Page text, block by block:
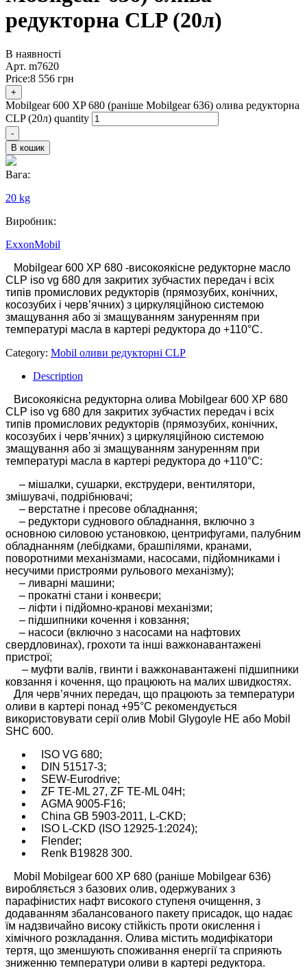
редукторна CLP (20л)
В наявності
Арт. m7620
Price:8 556 грн
+
Mobilgear 600 XP 680 (раніше Mobilgear 636) олива редукторна
CLP (20л) quantity
-
В кошик
Вага:
20 kg
Виробник:
ExxonMobil
Mobilgear 600 XP 680 -високоякісне редукторне масло
CLP iso vg 680 для закритих зубчастих передач і всіх
типів промислових редукторів (прямозубих, конічних,
косозубих і черв’ячних) з циркуляційною системою
змащування або зі змащуванням зануренням при
температурі масла в картері редуктора до +110°С.
Category: Mobil оливи редукторні CLP
Description
Високоякісна редукторна олива Mobilgear 600 XP 680
CLP iso vg 680 для закритих зубчастих передач і всіх
типів промислових редукторів (прямозубих, конічних,
косозубих і черв’ячних) з циркуляційною системою
змащування або зі змащуванням зануренням при
температурі масла в картері редуктора до +110°С:
– мішалки, сушарки, екструдери, вентилятори,
змішувачі, подрібнювачі;
– верстатне і пресове обладнання;
– редуктори суднового обладнання, включно з
основною силовою установкою, центрифугами, палубним
обладнанням (лебідками, брашпілями, кранами,
поворотними механізмами, насосами, підйомниками і
несучими пристроями рульового механізму);
– ливарні машини;
– прокатні стани і конвеєри;
– ліфти і підйомно-кранові механізми;
– підшипники кочення і ковзання;
– насоси (включно з насосами на нафтових
свердловинах), грохоти та інші важконавантажені
пристрої;
– муфти валів, гвинти і важконавантажені підшипники
ковзання і кочення, що працюють на малих швидкостях.
Для черв’ячних передач, що працюють за температури
оливи в картері понад +95°С рекомендується
використовувати серії олив Mobil Glygoyle HE або Mobil
SHC 600.
ISO VG 680;
DIN 51517-3;
SEW-Eurodrive;
ZF TE-ML 27, ZF TE-ML 04H;
AGMA 9005-F16;
China GB 5903-2011, L-CKD;
ISO L-CKD (ISO 12925-1:2024);
Flender;
Renk B19828 300.
Mobil Mobilgear 600 XP 680 (раніше Mobilgear 636)
виробляється з базових олив, одержуваних з
парафінистих нафт високого ступеня очищення, з
додаванням збалансованого пакету присадок, що надає
їм надзвичайно високу стійкість проти окислення і
хімічного розкладання. Олива містить модифікатори
тертя, що зменшують споживання енергії та сприяють
зниженню температури оливи в картері редуктора.